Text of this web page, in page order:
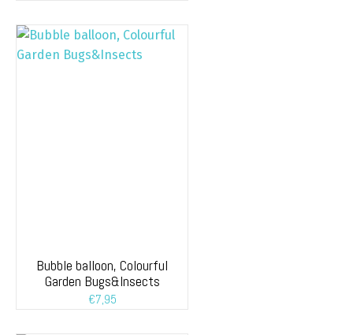
Bubble balloon, Colourful
Garden Bugs&Insects
€7,95